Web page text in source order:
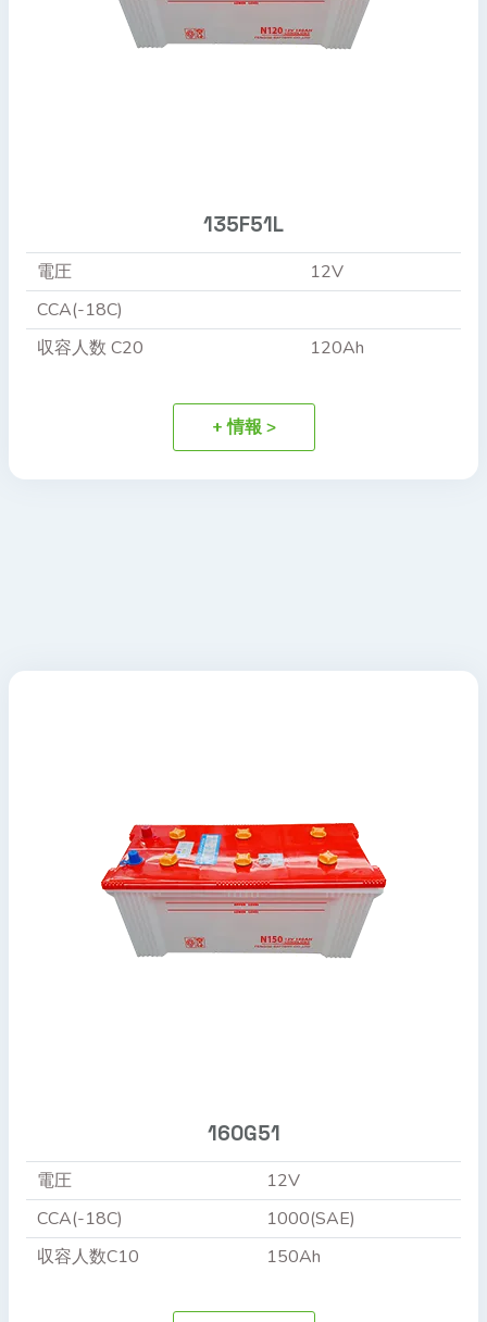
135F51L
電圧
12V
CCA(-18C)
収容人数 C20
120Ah
+ 情報 >
160G51
電圧
12V
CCA(-18C)
1000(SAE)
収容人数C10
150Ah